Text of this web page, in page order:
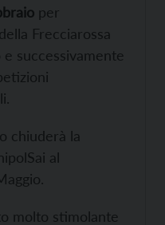
per
Frecciarossa
successivamente
chiuderà la
al
molto stimolante